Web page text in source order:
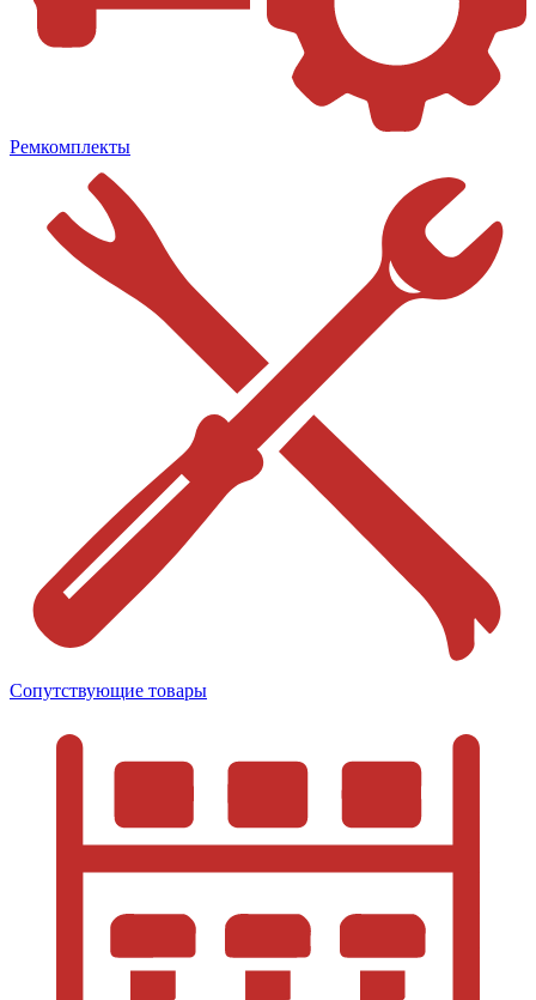
Ремкомплекты
Сопутствующие товары